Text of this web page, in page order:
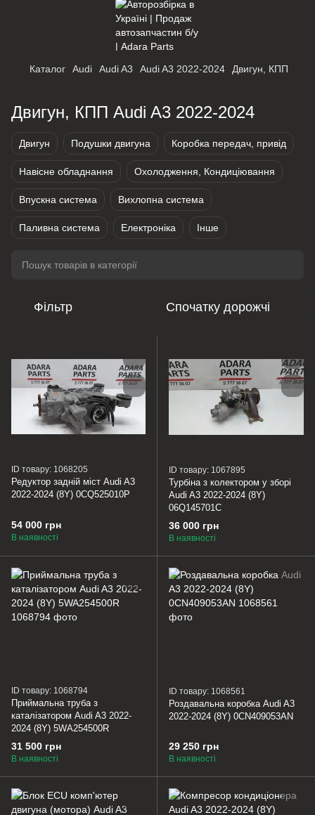
Каталог Audi Audi A3 Audi A3 2022-2024 Двигун, КПП
Двигун, КПП Audi A3 2022-2024
Двигун Подушки двигуна Коробка передач, привід
Навісне обладнання Охолодження, Кондиціювання
Впускна система Вихлопна система
Паливна система Електроніка Інше
Фільтр Спочатку дорожчі
ID товару: 1068205
Редуктор задній міст Audi A3
2022-2024 (8Y) 0CQ525010P
54 000 грн
В наявності
ID товару: 1067895
Турбіна з колектором у зборі
Audi A3 2022-2024 (8Y)
06Q145701C
36 000 грн
В наявності
ID товару: 1068794
Приймальна труба з
каталізатором Audi A3 2022-
2024 (8Y) 5WA254500R
31 500 грн
В наявності
ID товару: 1068561
Роздавальна коробка Audi A3
2022-2024 (8Y) 0CN409053AN
29 250 грн
В наявності